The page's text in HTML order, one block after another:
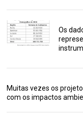
Os
Muitas vezes os
com os impactos